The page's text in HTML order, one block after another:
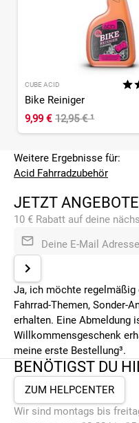
CUBE ACID
Bike Reiniger
9,99 € 12,95 €¹
Weitere Ergebnisse für:
Acid Fahrradzubehör
JETZT
10 € Rabatt auf deine
Deine E-Mail Adresse
Ja, ich möchte
Fahrrad-Themen, Sonder-
erhalten. Eine Abmeldung
Willkommensgeschenk
meine erste Bestellung³.
BENÖTIGST DU
ZUM HELPCENTER
Wir sind montags bis